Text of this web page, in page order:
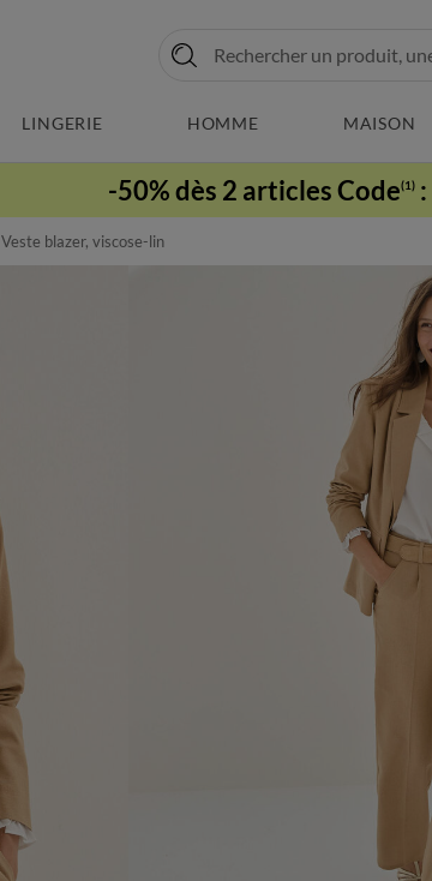
LINGERIE HOMME MAISON
-50% dès 2 articles Code(1) :
Veste blazer, viscose-lin